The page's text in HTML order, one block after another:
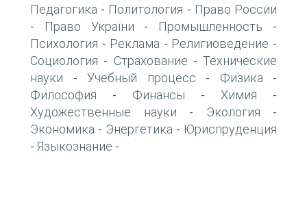
Педагогика - Политология - Право России
- Право України - Промышленность -
Психология - Реклама - Религиоведение -
Социология - Страхование - Технические
науки - Учебный процесс - Физика -
Философия - Финансы - Химия -
Художественные науки - Экология -
Экономика - Энергетика - Юриспруденция
- Языкознание -